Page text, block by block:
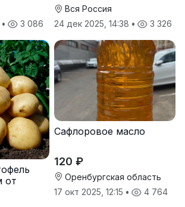
• 3 086
Вся Россия
24 дек 2025, 14:38 • 3 326
от
Сафлоровое масло
120 ₽
Оренбургская область
17 окт 2025, 12:15 • 4 764